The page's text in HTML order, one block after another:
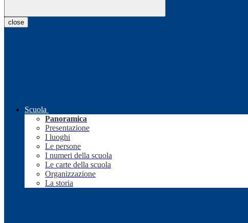
close
Scuola
Panoramica
Presentazione
I luoghi
Le persone
I numeri della scuola
Le carte della scuola
Organizzazione
La storia